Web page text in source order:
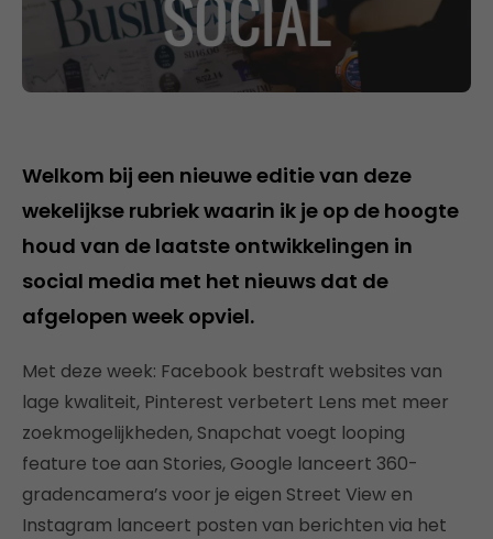
Welkom bij een nieuwe editie van deze
wekelijkse rubriek waarin ik je op de hoogte
houd van de laatste ontwikkelingen in
social media met het nieuws dat de
afgelopen week opviel.
Met deze week: Facebook bestraft websites van
lage kwaliteit, Pinterest verbetert Lens met meer
zoekmogelijkheden, Snapchat voegt looping
feature toe aan Stories, Google lanceert 360-
gradencamera’s voor je eigen Street View en
Instagram lanceert posten van berichten via het